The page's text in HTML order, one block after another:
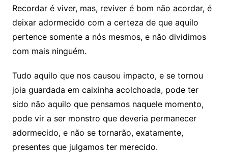
Recordar é viver, mas, reviver é bom não acordar, é
deixar adormecido com a certeza de que aquilo
pertence somente a nós mesmos, e não dividimos
com mais ninguém.
Tudo aquilo que nos causou impacto, e se tornou
joia guardada em caixinha acolchoada, pode ter
sido não aquilo que pensamos naquele momento,
pode vir a ser monstro que deveria permanecer
adormecido, e não se tornarão, exatamente,
presentes que julgamos ter merecido.